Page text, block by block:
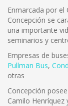
Enmarcada por el
Concepción se
una importante
seminarios y
Empresas de
Pullman Bus,
otras
Concepción
Camilo Henríquez